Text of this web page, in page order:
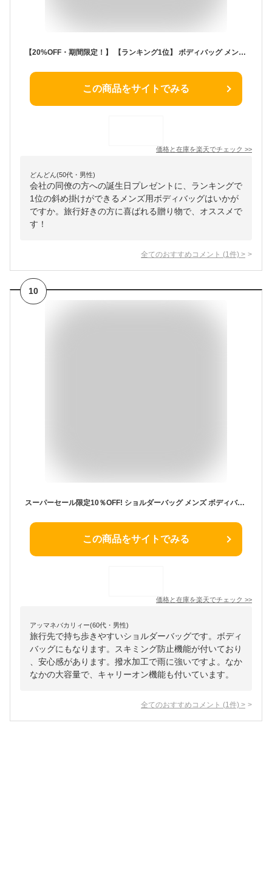
【20%OFF・期間限定！】 【ランキング1位】 ボディバッグ メンズ 防水 ショルダーバッグ 小さめ レディース ウエストポーチ 斜めがけバッグ 斜め掛けバッグ スリングバッグ ウエストバッグ 大容量 男性 ワンショルダー バッグ 小さい 肩掛け 大人 ウェストポーチ
この商品をサイトでみる
価格と在庫を楽天でチェック >>
どんどん(50代・男性)
会社の同僚の方への誕生日プレゼントに、ランキングで
1位の斜め掛けができるメンズ用ボディバッグはいかが
ですか。旅行好きの方に喜ばれる贈り物で、オススメで
す！
全てのおすすめコメント (1 件) >
10
スーパーセール限定10％OFF! ショルダーバッグ メンズ ボディバッグ レディース ワンショルダー 斜めがけ 肩掛け 大容量 多機能 スキミング防止 撥水 カジュアル 旅行 おしゃれ
この商品をサイトでみる
価格と在庫を楽天でチェック >>
アッマネバカリィー(60代・男性)
旅行先で持ち歩きやすいショルダーバッグです。ボディ
バッグにもなります。スキミング防止機能が付いており
、安心感があります。撥水加工で雨に強いですよ。なか
なかの大容量で、キャリーオン機能も付いています。
全てのおすすめコメント (1 件) >